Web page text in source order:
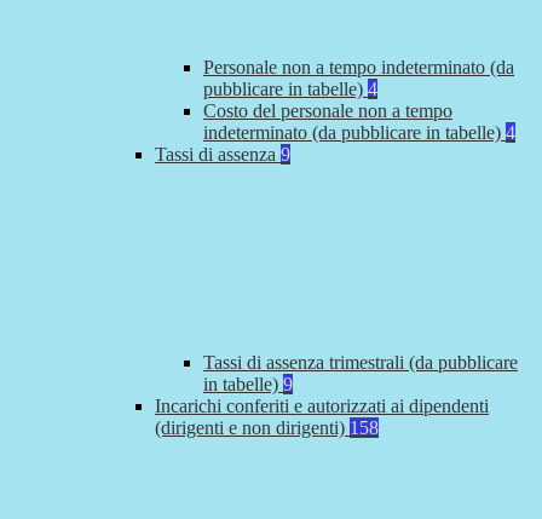
Personale non a tempo indeterminato (da
pubblicare in tabelle) 4
Costo del personale non a tempo
indeterminato (da pubblicare in tabelle) 4
Tassi di assenza 9
Tassi di assenza trimestrali (da pubblicare
in tabelle) 9
Incarichi conferiti e autorizzati ai dipendenti
(dirigenti e non dirigenti) 158